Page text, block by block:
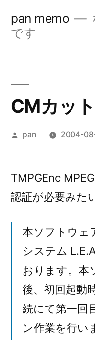
pan memo
です
CMカッ
投
pan 2004-
TMPGEnc
認証が必要みた
本ソフトウェ
システム
おります。本
後、初回起動
続にて第一回
ン作業を行い